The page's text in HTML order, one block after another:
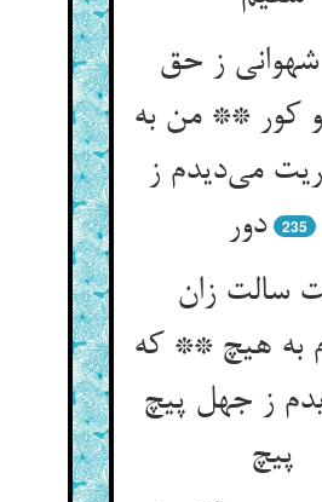
ز حق
کور ** من به
می‌دیدم ز
دور
235
سالت زان
به هیچ ** که
ز جهل پیچ
پیچ